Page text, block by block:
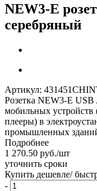
NEW3-E
серебряный
Артикул:
Розетка NEW3-E
мобильных
плееры) в
промышленных
Подробнее
1 270.50 руб./шт
уточнить сроки
Купить дешевле/
-